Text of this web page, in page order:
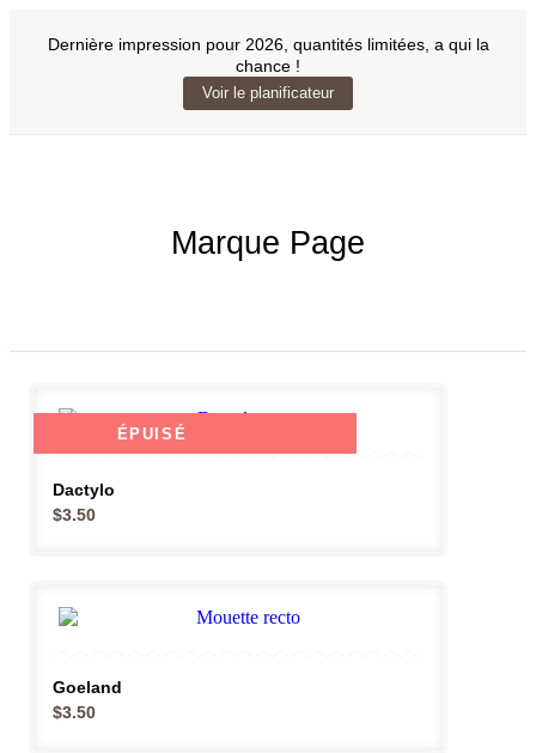
Dernière impression pour 2026, quantités limitées, a qui la
chance !
Voir le planificateur
Marque Page
Dactylo
$3.50
ÉPUISÉ
Goeland
$3.50